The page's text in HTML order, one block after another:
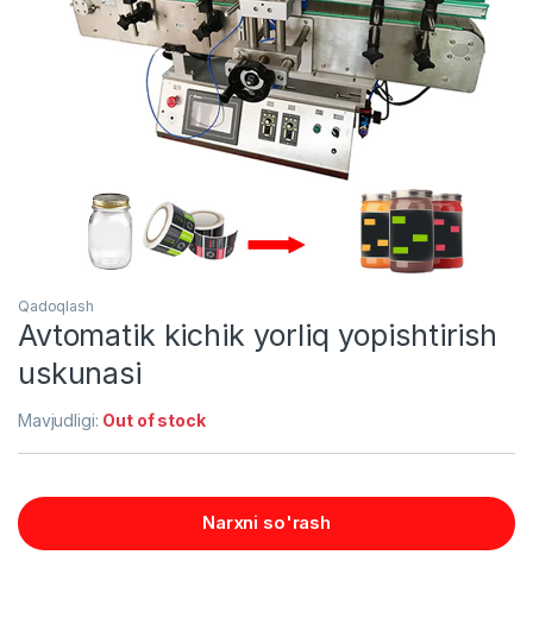
Qadoqlash
Avtomatik kichik yorliq yopishtirish
uskunasi
Mavjudligi: Out of stock
Narxni so'rash